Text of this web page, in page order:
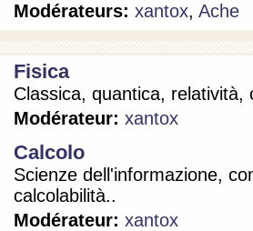
Modérateurs: xantox, Ache
Fisica
Classica, quantica, relatività,
Modérateur: xantox
Calcolo
Scienze dell'informazione,
calcolabilità..
Modérateur: xantox